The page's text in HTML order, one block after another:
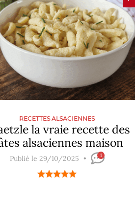
RECETTES ALSACIENNES
la vraie recette des
alsaciennes maison
Publié le 29/10/2025 1